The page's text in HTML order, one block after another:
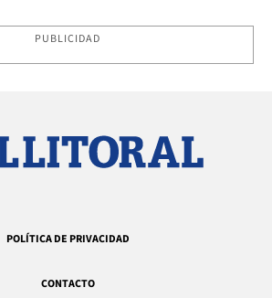
PUBLICIDAD
POLÍTICA DE PRIVACIDAD
CONTACTO